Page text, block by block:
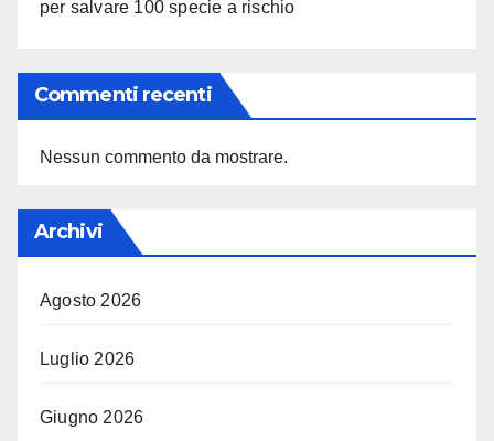
per salvare 100 specie a rischio
Commenti recenti
Nessun commento da mostrare.
Archivi
Agosto 2026
Luglio 2026
Giugno 2026